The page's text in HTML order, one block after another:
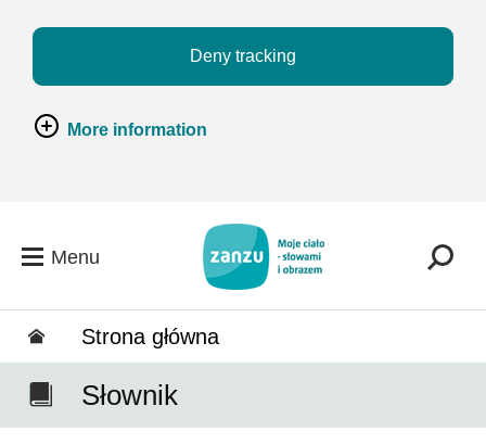
Deny tracking
More information
Menu
Strona główna
Słownik